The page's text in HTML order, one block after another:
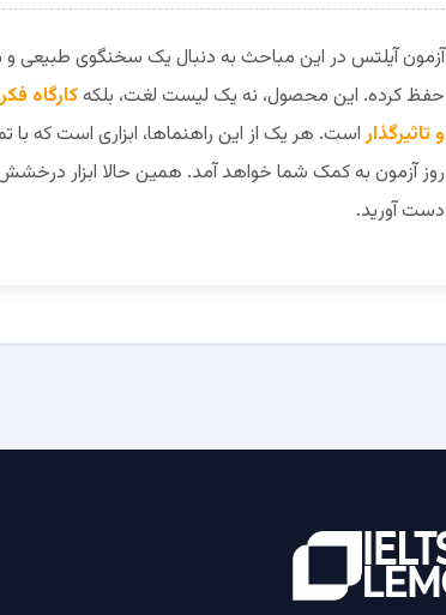
آزمون آیلتس در این مباحث به دنبال یک سخنگوی طبیعی و
حفظ کرده. این محصول، نه یک لیست لغت، بلکهکارگاه
و تاثیرگذاراست. هر یک از این راهنماها، ابزاری است که با
روز آزمون به کمک شما خواهد آمد. همین حالا ابزار
دست آورید.